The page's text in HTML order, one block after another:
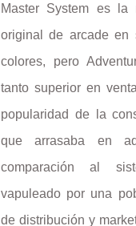
Master System es
original de arcade en
colores, pero
tanto superior en
popularidad de la
que arrasaba en
comparación al
vapuleado por una
de distribución y